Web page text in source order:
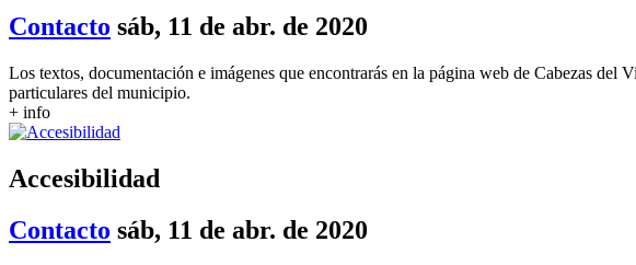
Contacto sáb, 11 de abr. de 2020
Los textos, documentación e imágenes que encontrarás en la página web de Cabezas
particulares del municipio.
+ info
Accesibilidad
Contacto sáb, 11 de abr. de 2020